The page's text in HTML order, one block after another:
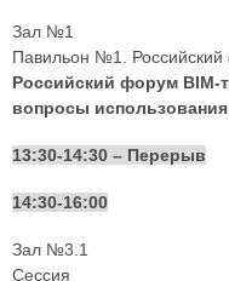
Зал №1
Павильон №1. Российский
Российский форум BIM-
вопросы использования
13:30-14:30 – Перерыв
14:30-16:00
Зал №3.1
Сессия